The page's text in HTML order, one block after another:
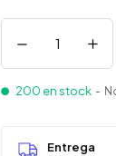
200 en stock -
Entrega